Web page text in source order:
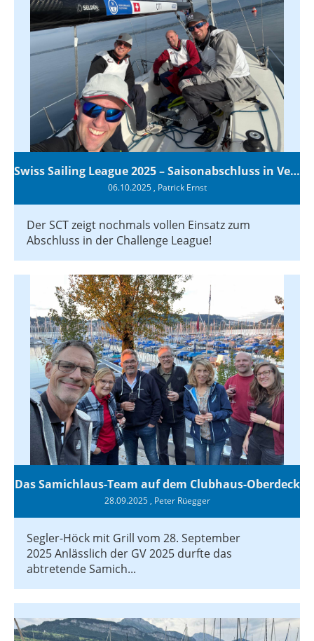
Swiss Sailing League 2025 – Saisonabschluss in Versoix
06.10.2025, Patrick Ernst
Der SCT zeigt nochmals vollen Einsatz zum
Abschluss in der Challenge League!
Das Samichlaus-Team auf dem Clubhaus-Oberdeck
28.09.2025, Peter Rüegger
Segler-Höck mit Grill vom 28. September
2025 Anlässlich der GV 2025 durfte das
abtretende Samich...